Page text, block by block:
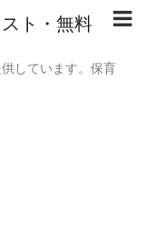
ト・無料
しています。保育